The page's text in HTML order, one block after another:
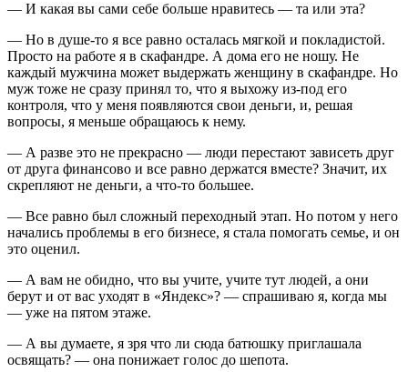
— И какая вы сами себе больше нравитесь — та или эта?
— Но в душе-то я все равно осталась мягкой и покладистой.
Просто на работе я в скафандре. А дома его не ношу. Не
каждый мужчина может выдержать женщину в скафандре. Но
муж тоже не сразу принял то, что я выхожу из-под его
контроля, что у меня появляются свои деньги, и, решая
вопросы, я меньше обращаюсь к нему.
— А разве это не прекрасно — люди перестают зависеть друг
от друга финансово и все равно держатся вместе? Значит, их
скрепляют не деньги, а что-то большее.
— Все равно был сложный переходный этап. Но потом у него
начались проблемы в его бизнесе, я стала помогать семье, и он
это оценил.
— А вам не обидно, что вы учите, учите тут людей, а они
берут и от вас уходят в «Яндекс»? — спрашиваю я, когда мы
— уже на пятом этаже.
— А вы думаете, я зря что ли сюда батюшку приглашала
освящать? — она понижает голос до шепота.